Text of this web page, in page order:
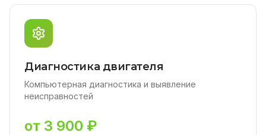
Диагностика двигателя
Компьютерная диагностика и выявление
неисправностей
от 3 900 ₽